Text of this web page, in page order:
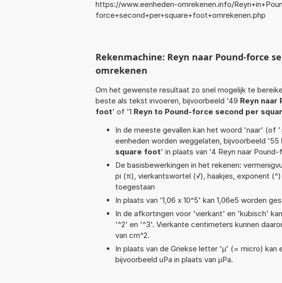
https://www.eenheden-omrekenen.info/
force+second+per+square+foot+omrekenen.php
Rekenmachine: Reyn naar Pound-force
omrekenen
Om het gewenste resultaat zo snel mogelijk te
beste als tekst invoeren, bijvoorbeeld '49 Reyn
foot' of '1 Reyn to Pound-force second per
In de meeste gevallen kan het woord 'naar'
eenheden worden weggelaten, bijvoorbeeld '55
square foot' in plaats van '4 Reyn naar
De basisbewerkingen in het rekenen:
pi (π), vierkantswortel (√), haakjes, exponent
toegestaan
In plaats van '1,06 x 10^5' kan 1,06e5 worden
In de afkortingen voor 'vierkant' en 'kubisch'
'^2' en '^3'. Vierkante centimeters kunnen
van cm^2.
In plaats van de Griekse letter 'µ' (= micro) kan
bijvoorbeeld uPa in plaats van µPa.